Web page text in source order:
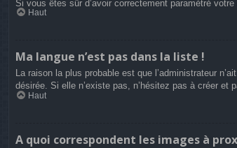
Si vous êtes sûr d’avoir correctement paramétré
Haut
Ma langue n’est pas dans la liste !
La raison la plus probable est que l’administrateur
désirée. Si elle n’existe pas, n’hésitez pas à créer et
Haut
A quoi correspondent les images à